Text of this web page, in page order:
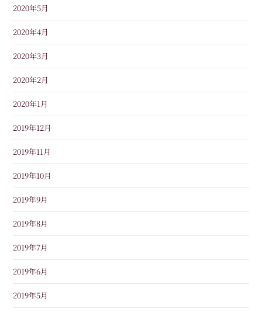
2020年5月
2020年4月
2020年3月
2020年2月
2020年1月
2019年12月
2019年11月
2019年10月
2019年9月
2019年8月
2019年7月
2019年6月
2019年5月